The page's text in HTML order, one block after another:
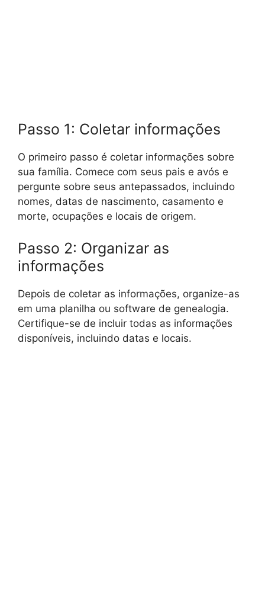
Passo 1: Coletar informações
O primeiro passo é coletar informações sobre
sua família. Comece com seus pais e avós e
pergunte sobre seus antepassados, incluindo
nomes, datas de nascimento, casamento e
morte, ocupações e locais de origem.
Passo 2: Organizar as
informações
Depois de coletar as informações, organize-as
em uma planilha ou software de genealogia.
Certifique-se de incluir todas as informações
disponíveis, incluindo datas e locais.